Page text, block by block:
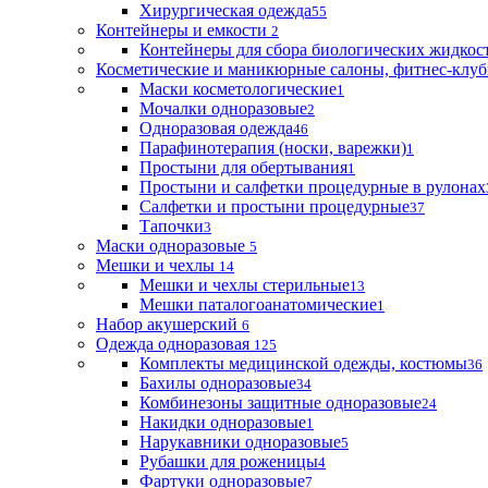
Хирургическая одежда55
Контейнеры и емкости 2
Контейнеры для сбора биологических
Косметические и маникюрные салоны, фитнес-
Маски косметологические1
Мочалки одноразовые2
Одноразовая одежда46
Парафинотерапия (носки, варежки)1
Простыни для обертывания1
Простыни и салфетки процедурные в рулонах
Салфетки и простыни процедурные37
Тапочки3
Маски одноразовые 5
Мешки и чехлы 14
Мешки и чехлы стерильные13
Мешки паталогоанатомические1
Набор акушерский 6
Одежда одноразовая 125
Комплекты медицинской одежды, костюмы36
Бахилы одноразовые34
Комбинезоны защитные одноразовые24
Накидки одноразовые1
Нарукавники одноразовые5
Рубашки для роженицы4
Фартуки одноразовые7